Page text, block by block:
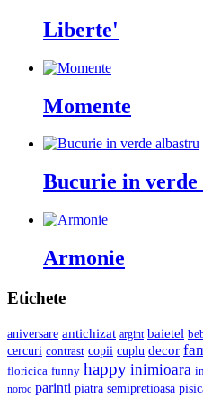
Liberte'
Momente
Bucurie in
Armonie
Etichete
aniversare antichizat argint baietel
cercuri contrast copii cuplu decor
floricica funny happy inimioara
noroc parinti piatra semipretioasa